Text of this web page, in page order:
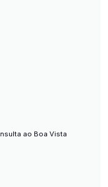
ao Boa Vista